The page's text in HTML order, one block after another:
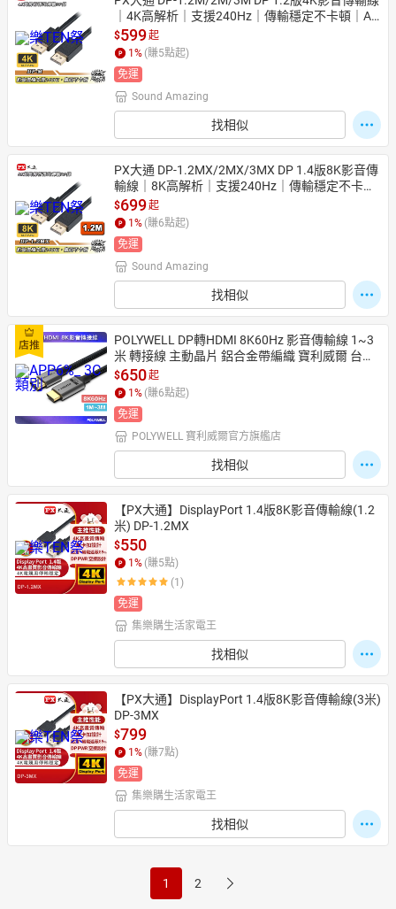
｜4K高解析｜支援240Hz｜傳輸穩定不卡頓｜AP
P 4%回饋
$599起
1 % (賺5點起)
免運
Sound Amazing
找相似
PX大通 DP-1.2MX/2MX/3MX DP 1.4版8K影音傳
輸線｜8K高解析｜支援240Hz｜傳輸穩定不卡頓
｜APP 4%回饋
$699起
1 % (賺6點起)
免運
Sound Amazing
找相似
POLYWELL DP轉HDMI 8K60Hz 影音傳輸線 1~3
米 轉接線 主動晶片 鋁合金帶編織 寶利威爾 台灣
現貨【全館299免運＋領券再折】
$650起
1 % (賺6點起)
免運
POLYWELL 寶利威爾官方旗艦店
找相似
【PX大通】DisplayPort 1.4版8K影音傳輸線(1.2
米) DP-1.2MX
$550
1 % (賺5點)
(1)
免運
集樂購生活家電王
找相似
【PX大通】DisplayPort 1.4版8K影音傳輸線(3米)
DP-3MX
$799
1 % (賺7點)
免運
集樂購生活家電王
找相似
1 2